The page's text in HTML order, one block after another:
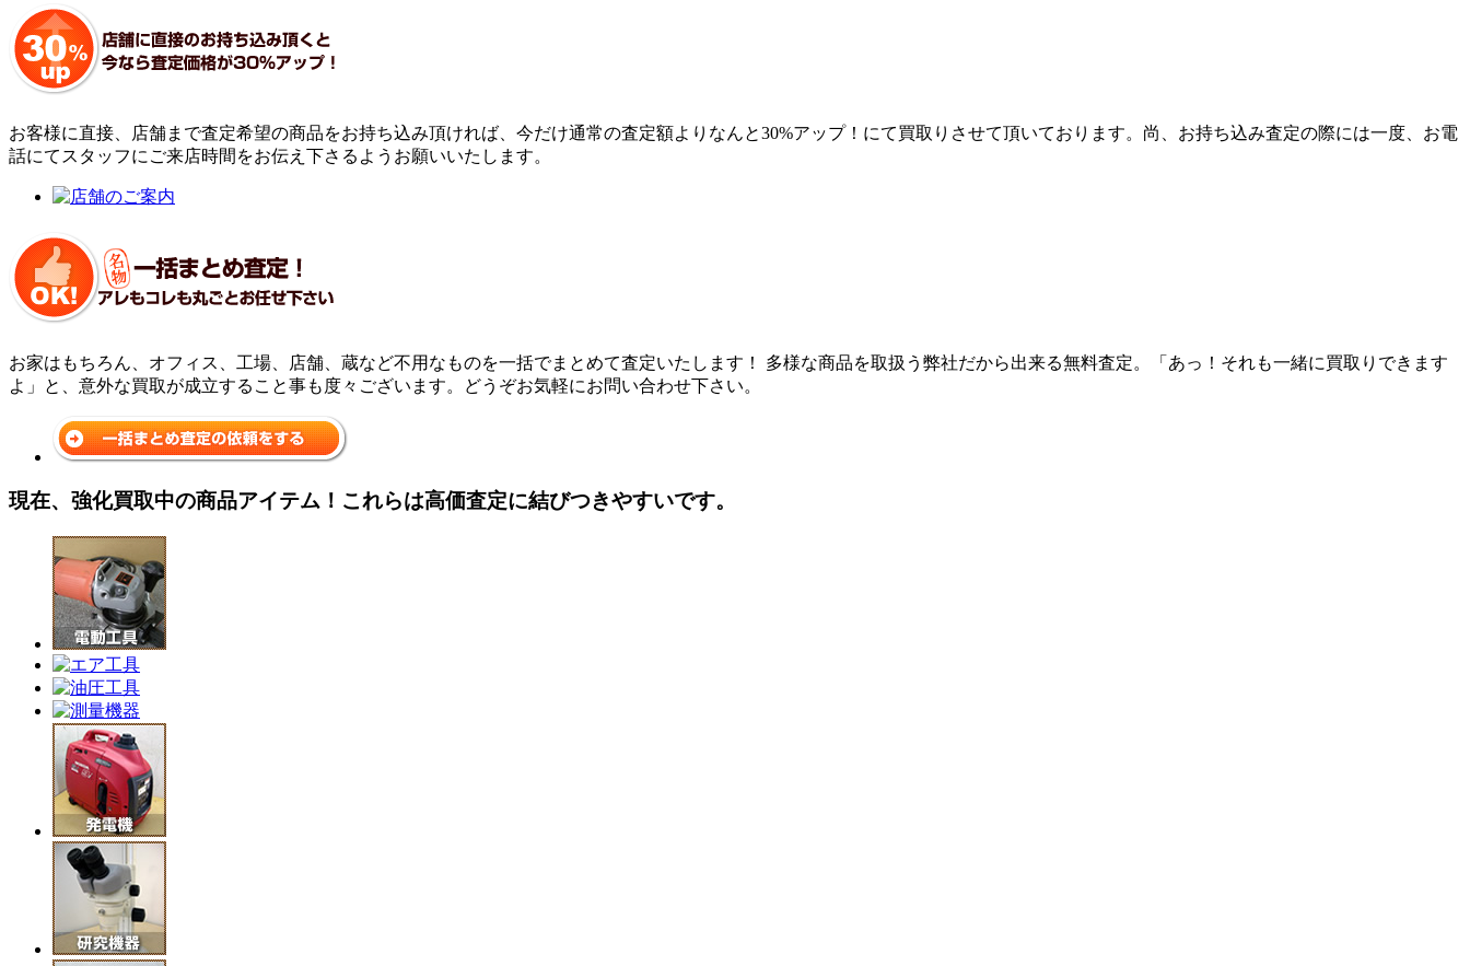
お客様に直接、店舗まで査定希望の商品をお持ち込み頂ければ、今だけ通常の査定額よりなんと30%アップ！にて買取りさせて頂いております。尚、お持ち込み査定の際には一度、お電
話にてスタッフにご来店時間をお伝え下さるようお願いいたします。
お家はもちろん、オフィス、工場、店舗、蔵など不用なものを一括でまとめて査定いたします！ 多様な商品を取扱う弊社だから出来る無料査定。「あっ！それも一緒に買取りできます
よ」と、意外な買取が成立すること事も度々ございます。どうぞお気軽にお問い合わせ下さい。
現在、強化買取中の商品アイテム！これらは高価査定に結びつきやすいです。